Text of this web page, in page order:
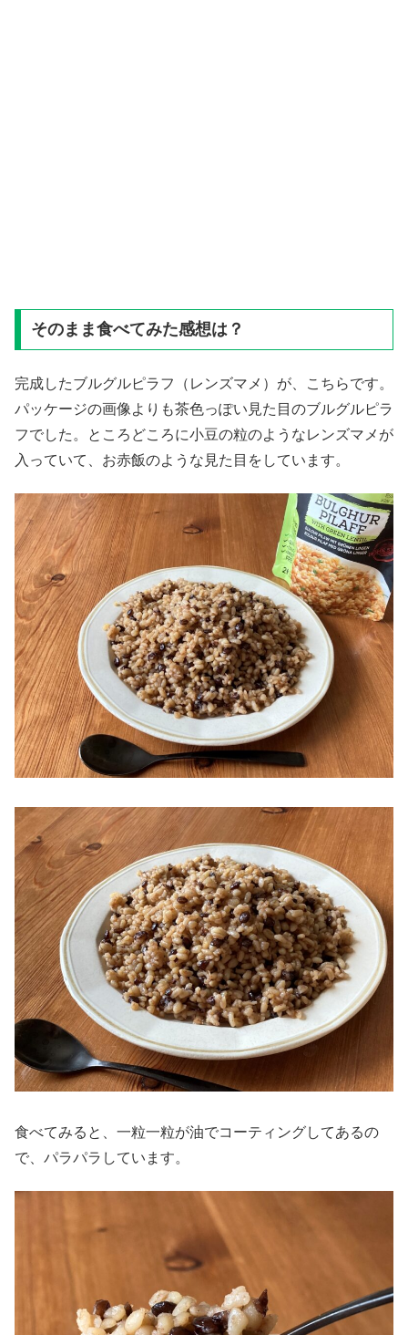
そのまま食べてみた感想は？
完成したブルグルピラフ（レンズマメ）が、こちらです。
パッケージの画像よりも茶色っぽい見た目のブルグルピラ
フでした。ところどころに小豆の粒のようなレンズマメが
入っていて、お赤飯のような見た目をしています。
食べてみると、一粒一粒が油でコーティングしてあるの
で、パラパラしています。